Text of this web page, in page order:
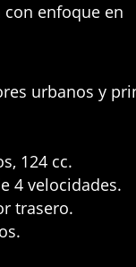
enfoque en
urbanos y
124 cc.
4 velocidades.
trasero.
.